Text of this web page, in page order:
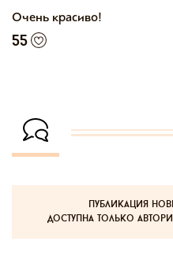
Очень красиво!
55
публикация
доступна только